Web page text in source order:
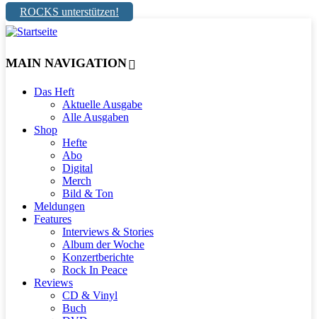
ROCKS unterstützen!
MAIN NAVIGATION
Das Heft
Aktuelle Ausgabe
Alle Ausgaben
Shop
Hefte
Abo
Digital
Merch
Bild & Ton
Meldungen
Features
Interviews & Stories
Album der Woche
Konzertberichte
Rock In Peace
Reviews
CD & Vinyl
Buch